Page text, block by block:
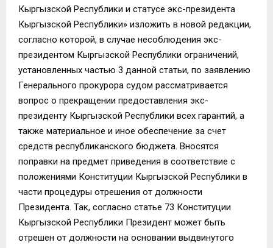
Кыргызской Республики и статусе экс-президента
Кыргызской Республики» изложить в новой редакции,
согласно которой, в случае несоблюдения экс-
президентом Кыргызской Республики ограничений,
установленных частью 3 данной статьи, по заявлению
Генерального прокурора судом рассматривается
вопрос о прекращении предоставления экс-
президенту Кыргызской Республики всех гарантий, а
также материальное и иное обеспечение за счет
средств республиканского бюджета. Вносятся
поправки на предмет приведения в соответствие с
положениями Конституции Кыргызской Республики в
части процедуры отрешения от должности
Президента. Так, согласно статье 73 Конституции
Кыргызской Республики Президент может быть
отрешен от должности на основании выдвинутого